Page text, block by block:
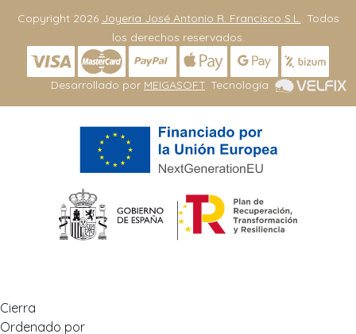
Copyright 2026 Joyeria José Antonio R. Francisco S.L.. Todos
los derechos reservados.
Desarrollado por MEIGASOFT . Tecnología
Cierra
Ordenado por